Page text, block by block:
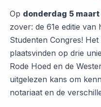
Op donderdag 5 maart
zover: de 61e editie van
Studenten Congres!
plaatsvinden op drie
Rode Hoed en de
uitgelezen kans om
notariaat en de